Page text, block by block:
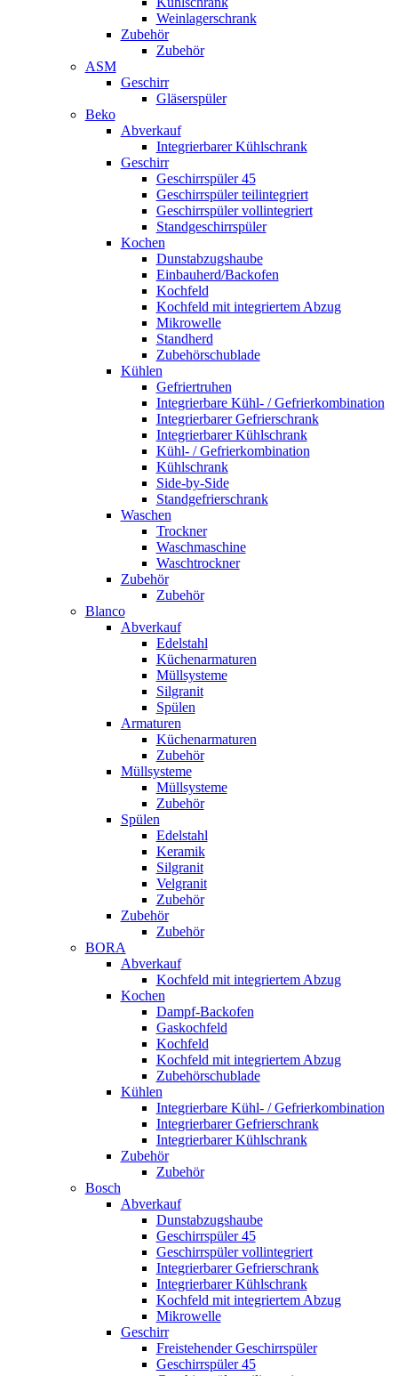
Weinlagerschrank
Zubehör
Zubehör
ASM
Geschirr
Gläserspüler
Beko
Abverkauf
Integrierbarer Kühlschrank
Geschirr
Geschirrspüler 45
Geschirrspüler teilintegriert
Geschirrspüler vollintegriert
Standgeschirrspüler
Kochen
Dunstabzugshaube
Einbauherd/Backofen
Kochfeld
Kochfeld mit integriertem Abzug
Mikrowelle
Standherd
Zubehörschublade
Kühlen
Gefriertruhen
Integrierbare Kühl- / Gefrierkombination
Integrierbarer Gefrierschrank
Integrierbarer Kühlschrank
Kühl- / Gefrierkombination
Kühlschrank
Side-by-Side
Standgefrierschrank
Waschen
Trockner
Waschmaschine
Waschtrockner
Zubehör
Zubehör
Blanco
Abverkauf
Edelstahl
Küchenarmaturen
Müllsysteme
Silgranit
Spülen
Armaturen
Küchenarmaturen
Zubehör
Müllsysteme
Müllsysteme
Zubehör
Spülen
Edelstahl
Keramik
Silgranit
Velgranit
Zubehör
Zubehör
Zubehör
BORA
Abverkauf
Kochfeld mit integriertem Abzug
Kochen
Dampf-Backofen
Gaskochfeld
Kochfeld
Kochfeld mit integriertem Abzug
Zubehörschublade
Kühlen
Integrierbare Kühl- / Gefrierkombination
Integrierbarer Gefrierschrank
Integrierbarer Kühlschrank
Zubehör
Zubehör
Bosch
Abverkauf
Dunstabzugshaube
Geschirrspüler 45
Geschirrspüler vollintegriert
Integrierbarer Gefrierschrank
Integrierbarer Kühlschrank
Kochfeld mit integriertem Abzug
Mikrowelle
Geschirr
Freistehender Geschirrspüler
Geschirrspüler 45